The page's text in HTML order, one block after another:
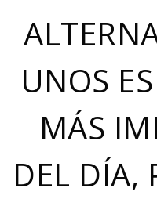
UNOS
MÁS
DEL DÍA,